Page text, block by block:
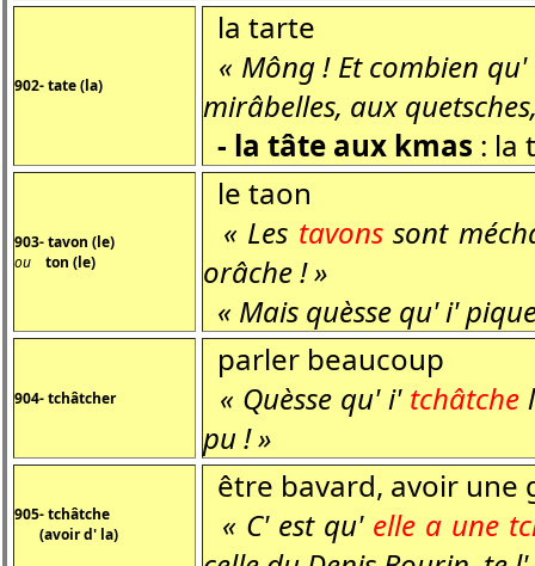
902- tate (la)
la tarte
« Mông ! Et combien
mirâbelles, aux
- la tâte aux kmas : la
903- tavon (le)
ou ton (le)
le taon
« Les tavonssont
orâche ! »
« Mais quèsse qu' i'
904- tchâtcher
parler beaucoup
« Quèsse qu' i' tchâtche
pu ! »
905- tchâtche
(avoir d' la)
être bavard, avoir une
« C' est qu'elle a une